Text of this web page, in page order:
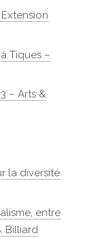
Tiques –
– Arts &
la diversité
entre
Billiard